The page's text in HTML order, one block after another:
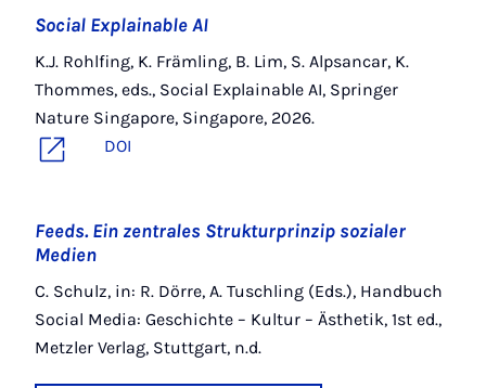
Social Explainable AI
K.J. Rohlfing, K. Främling, B. Lim, S. Alpsancar, K.
Thommes, eds., Social Explainable AI, Springer
Nature Singapore, Singapore, 2026.
DOI
Feeds. Ein zentrales Strukturprinzip sozialer
Medien
C. Schulz, in: R. Dörre, A. Tuschling (Eds.), Handbuch
Social Media: Geschichte – Kultur – Ästhetik, 1st ed.,
Metzler Verlag, Stuttgart, n.d.